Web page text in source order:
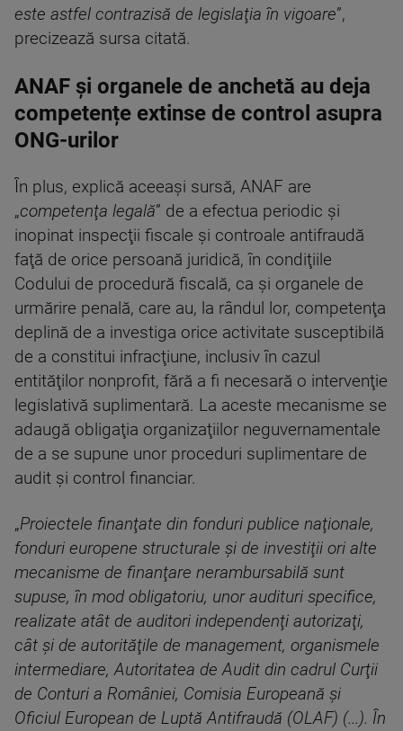
este astfel contrazisă de legislaţia în vigoare”,
precizează sursa citată.
ANAF și organele de anchetă au deja
competențe extinse de control asupra
ONG-urilor
În plus, explică aceeaşi sursă, ANAF are
„competenţa legală” de a efectua periodic şi
inopinat inspecţii fiscale şi controale antifraudă
faţă de orice persoană juridică, în condiţiile
Codului de procedură fiscală, ca şi organele de
urmărire penală, care au, la rândul lor, competenţa
deplină de a investiga orice activitate susceptibilă
de a constitui infracţiune, inclusiv în cazul
entităţilor nonprofit, fără a fi necesară o intervenţie
legislativă suplimentară. La aceste mecanisme se
adaugă obligaţia organizaţiilor neguvernamentale
de a se supune unor proceduri suplimentare de
audit şi control financiar.
„Proiectele finanţate din fonduri publice naţionale,
fonduri europene structurale şi de investiţii ori alte
mecanisme de finanţare nerambursabilă sunt
supuse, în mod obligatoriu, unor audituri specifice,
realizate atât de auditori independenţi autorizaţi,
cât şi de autorităţile de management, organismele
intermediare, Autoritatea de Audit din cadrul Curţii
de Conturi a României, Comisia Europeană şi
Oficiul European de Luptă Antifraudă (OLAF) (...). În